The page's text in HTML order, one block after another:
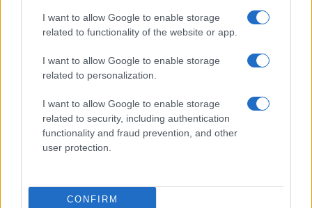
I want to allow Google to enable storage
related to functionality of the website or app.
I want to allow Google to enable storage
related to personalization.
I want to allow Google to enable storage
related to security, including authentication
functionality and fraud prevention, and other
user protection.
CONFIRM
l’autunno 2026
Matteo Pellegrino · 6 Ago 2026
NEWS E ATTUALITÀ